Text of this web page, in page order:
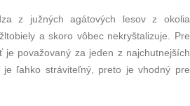
z južných agátových lesov z okolia
a skoro vôbec nekryštalizuje. Pre
považovaný za jeden z najchutnejších
je ľahko stráviteľný, preto je vhodný pre